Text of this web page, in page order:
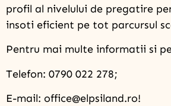
profil al nivelului de pregatire
insoti eficient pe tot parcursul
Pentru mai multe informatii si
Telefon: 0790 022 278;
E-mail: office@elpsiland.ro!